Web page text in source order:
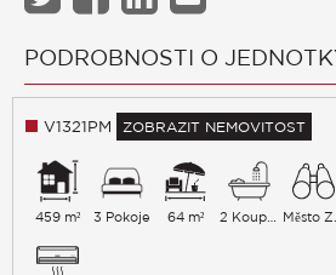
PODROBNOSTI O
V1321PM ZOBRAZIT NEMOVITOST
459 m² 3 Pokoje 64 m² 2 Koupelna